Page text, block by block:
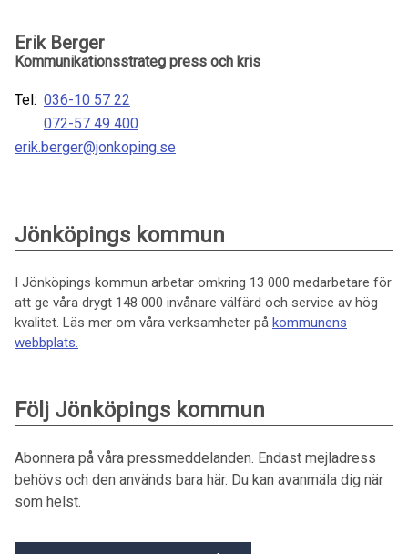
Erik Berger
Kommunikationsstrateg press och kris
Tel: 036-10 57 22
072-57 49 400
erik.berger@jonkoping.se
Jönköpings kommun
I Jönköpings kommun arbetar omkring 13 000 medarbetare för
att ge våra drygt 148 000 invånare välfärd och service av hög
kvalitet. Läs mer om våra verksamheter på kommunens
webbplats.
Följ Jönköpings kommun
Abonnera på våra pressmeddelanden. Endast mejladress
behövs och den används bara här. Du kan avanmäla dig när
som helst.